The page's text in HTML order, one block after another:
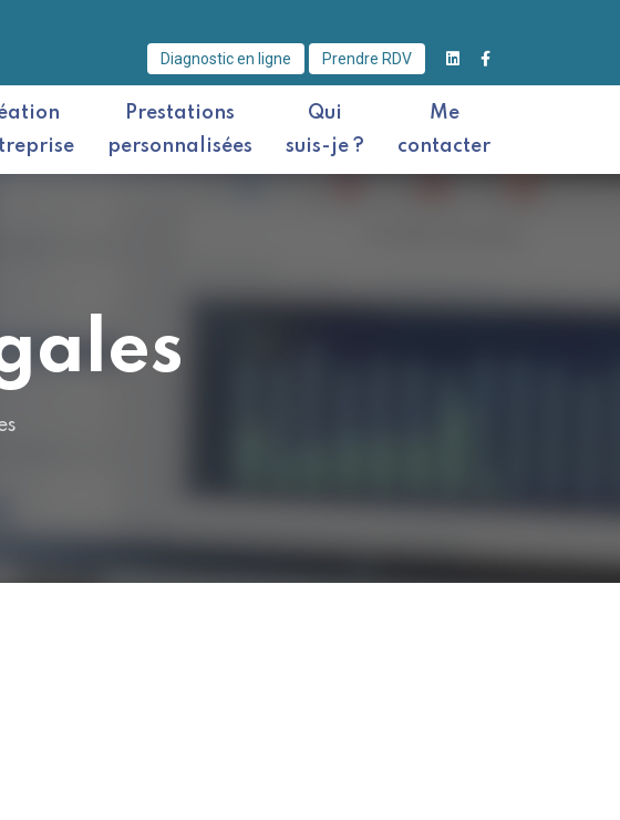
Diagnostic en ligne Prendre RDV
Prestations
personnalisées
Qui
suis-je ?
Me
contacter